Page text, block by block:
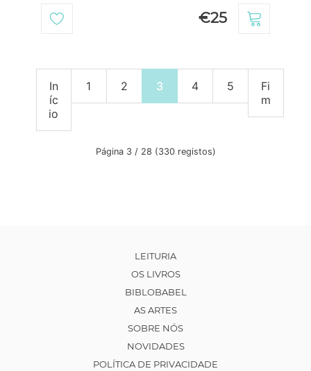
€25
In
íc
io
1 2 3 4 5
Fi
m
Página 3 / 28 (330 registos)
LEITURIA
OS LIVROS
BIBLOBABEL
AS ARTES
SOBRE NÓS
NOVIDADES
POLÍTICA DE PRIVACIDADE